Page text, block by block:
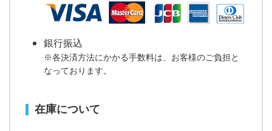
銀行振込
※各決済方法にかかる手数料は、お客様のご負担と
なっております。
在庫について